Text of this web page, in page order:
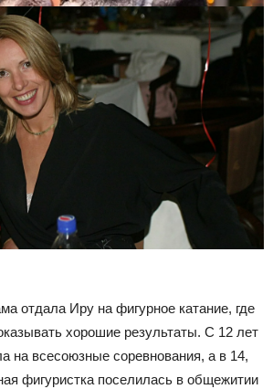
отдала Иру на фигурное катание, где
хорошие результаты. С 12 лет
на всесоюзные соревнования, а в 14,
фигуристка поселилась в общежитии